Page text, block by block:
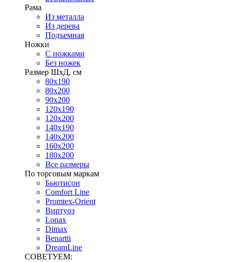
Рама
Из металла
Из дерева
Подъемная
Ножки
С ножками
Без ножек
Размер ШхД, см
80х190
80х200
90х200
120х190
120х200
140х190
140х200
160х200
180х200
Все размеры
По торговым маркам
Бьютисон
Comfort Line
Promtex-Orient
Виртуоз
Lonax
Dimax
Benartti
DreamLine
СОВЕТУЕМ: